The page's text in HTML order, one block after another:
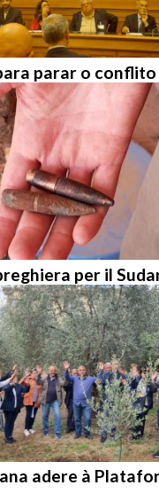
parar o conflito
per il
adere à